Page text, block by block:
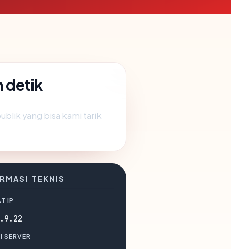
detik
yang bisa kami tarik
TEKNIS
IP
SERVER